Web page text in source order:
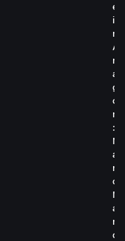
e
i
n
A
r
a
g
ó
n
:
M
a
r
c
M
á
r
q